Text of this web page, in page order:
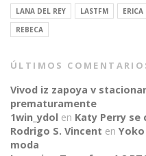
LANA DEL REY
LASTFM
REBECA
ÚLTIMOS
Vivod iz zapoya v
prematuramente
1win_ydol en Katy Perry
Rodrigo S. Vincent en
moda